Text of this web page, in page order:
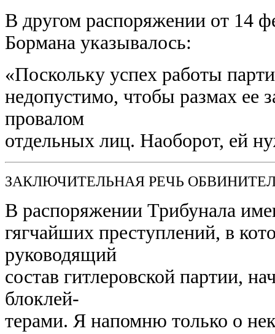
В другом распоряжении от 14
Бормана указывалось:
«Поскольку успех работы
недопустимо, чтобы размах ее
провалом
отдельных лиц. Наоборот, ей
ЗАКЛЮЧИТЕЛЬНАЯ РЕЧЬ
В распоряжении Трибунала
гягчайших преступлений, в
руководящий
состав гитлеровской партии,
блоклей-
терами. Я напомню только о